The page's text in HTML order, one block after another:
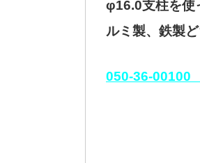
φ16.0支柱を使
ルミ製、鉄製
050-36-